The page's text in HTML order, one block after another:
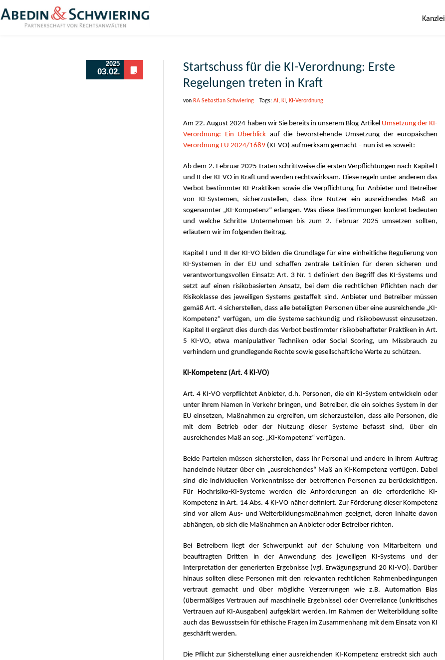
Kanzlei
2025
03.02.
Startschuss für die KI-Verordnung: Erste
Regelungen treten in Kraft
von RA Sebastian Schwiering Tags: AI , KI , KI-Verordnung
Am 22. August 2024 haben wir Sie bereits in unserem Blog Artikel Umsetzung der KI-
Verordnung: Ein Überblick auf die bevorstehende Umsetzung der europäischen
Verordnung EU 2024/1689 (KI-VO) aufmerksam gemacht – nun ist es soweit:
Ab dem 2. Februar 2025 traten schrittweise die ersten Verpflichtungen nach Kapitel I
und II der KI-VO in Kraft und werden rechtswirksam. Diese regeln unter anderem das
Verbot bestimmter KI-Praktiken sowie die Verpflichtung für Anbieter und Betreiber
von KI-Systemen, sicherzustellen, dass ihre Nutzer ein ausreichendes Maß an
sogenannter „KI-Kompetenz“ erlangen. Was diese Bestimmungen konkret bedeuten
und welche Schritte Unternehmen bis zum 2. Februar 2025 umsetzen sollten,
erläutern wir im folgenden Beitrag.
Kapitel I und II der KI-VO bilden die Grundlage für eine einheitliche Regulierung von
KI-Systemen in der EU und schaffen zentrale Leitlinien für deren sicheren und
verantwortungsvollen Einsatz: Art. 3 Nr. 1 definiert den Begriff des KI-Systems und
setzt auf einen risikobasierten Ansatz, bei dem die rechtlichen Pflichten nach der
Risikoklasse des jeweiligen Systems gestaffelt sind. Anbieter und Betreiber müssen
gemäß Art. 4 sicherstellen, dass alle beteiligten Personen über eine ausreichende „KI-
Kompetenz“ verfügen, um die Systeme sachkundig und risikobewusst einzusetzen.
Kapitel II ergänzt dies durch das Verbot bestimmter risikobehafteter Praktiken in Art.
5 KI-VO, etwa manipulativer Techniken oder Social Scoring, um Missbrauch zu
verhindern und grundlegende Rechte sowie gesellschaftliche Werte zu schützen.
KI-Kompetenz (Art. 4 KI-VO)
Art. 4 KI-VO verpflichtet Anbieter, d.h. Personen, die ein KI-System entwickeln oder
unter ihrem Namen in Verkehr bringen, und Betreiber, die ein solches System in der
EU einsetzen, Maßnahmen zu ergreifen, um sicherzustellen, dass alle Personen, die
mit dem Betrieb oder der Nutzung dieser Systeme befasst sind, über ein
ausreichendes Maß an sog. „KI-Kompetenz“ verfügen.
Beide Parteien müssen sicherstellen, dass ihr Personal und andere in ihrem Auftrag
handelnde Nutzer über ein „ausreichendes“ Maß an KI-Kompetenz verfügen. Dabei
sind die individuellen Vorkenntnisse der betroffenen Personen zu berücksichtigen.
Für Hochrisiko-KI-Systeme werden die Anforderungen an die erforderliche KI-
Kompetenz in Art. 14 Abs. 4 KI-VO näher definiert. Zur Förderung dieser Kompetenz
sind vor allem Aus- und Weiterbildungsmaßnahmen geeignet, deren Inhalte davon
abhängen, ob sich die Maßnahmen an Anbieter oder Betreiber richten.
Bei Betreibern liegt der Schwerpunkt auf der Schulung von Mitarbeitern und
beauftragten Dritten in der Anwendung des jeweiligen KI-Systems und der
Interpretation der generierten Ergebnisse (vgl. Erwägungsgrund 20 KI-VO). Darüber
hinaus sollten diese Personen mit den relevanten rechtlichen Rahmenbedingungen
vertraut gemacht und über mögliche Verzerrungen wie z.B. Automation Bias
(übermäßiges Vertrauen auf maschinelle Ergebnisse) oder Overreliance (unkritisches
Vertrauen auf KI-Ausgaben) aufgeklärt werden. Im Rahmen der Weiterbildung sollte
auch das Bewusstsein für ethische Fragen im Zusammenhang mit dem Einsatz von KI
geschärft werden.
Die Pflicht zur Sicherstellung einer ausreichenden KI-Kompetenz erstreckt sich auch